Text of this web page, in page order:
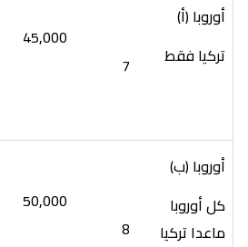
أوروبا (أ)
تركيا فقط
7
45,000
أوروبا (ب)
كل أوروبا
ماعدا تركيا
8
50,000